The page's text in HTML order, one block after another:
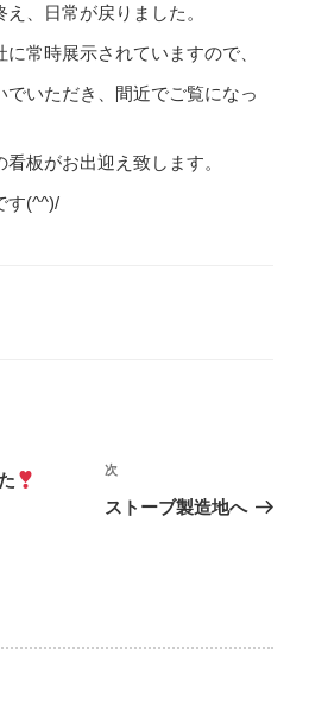
、日常が戻りました。
常時展示されていますので、
いただき、間近でご覧になっ
板がお出迎え致します。
す(^^)/
次
の
次
ストーブ製造地へ